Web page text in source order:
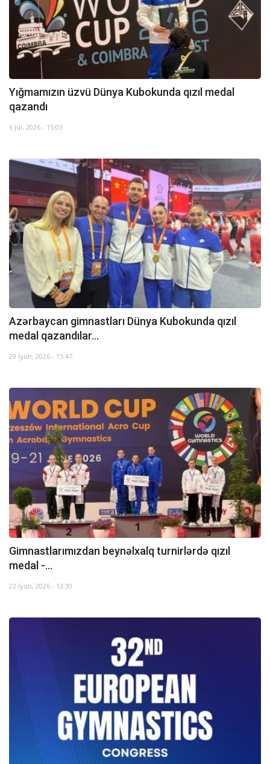
Hadisə
Olimpiada
Layihə
Yığmamızın üzvü Dünya Kubokunda qızıl medal
qazandı
6 Jul, 2026 - 15:03
Azərbaycan gimnastları Dünya Kubokunda qızıl
medal qazandılar...
29 İyun, 2026 - 15:47
Gimnastlarımızdan beynəlxalq turnirlərdə qızıl
medal -...
22 İyun, 2026 - 13:30